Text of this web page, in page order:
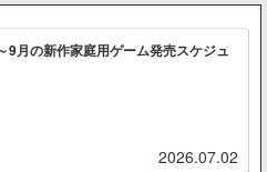
9月の新作家庭用ゲーム発売スケジュ
2026.07.02